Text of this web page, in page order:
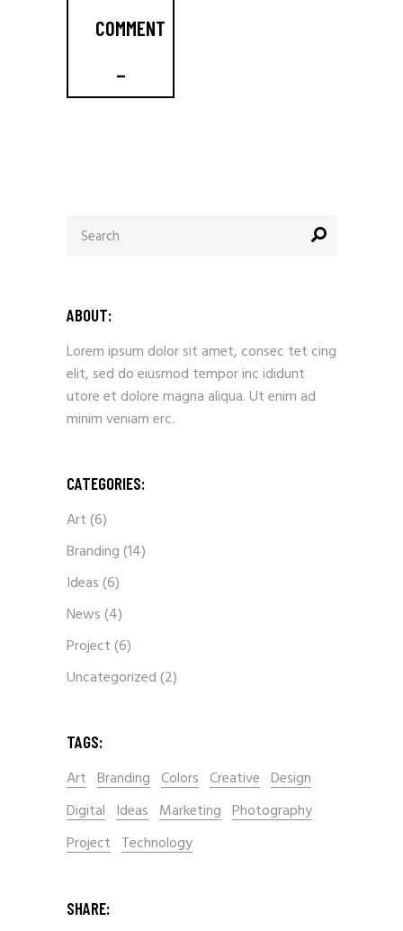
COMMENT
_
for:
ABOUT:
Lorem ipsum dolor sit amet, consec tet cing
elit, sed do eiusmod tempor inc ididunt
utore et dolore magna aliqua. Ut enim ad
minim veniam erc.
CATEGORIES:
Art(6)
Branding(14)
Ideas(6)
News(4)
Project(6)
Uncategorized(2)
TAGS:
Art Branding Colors Creative Design
Digital Ideas Marketing Photography
Project Technology
SHARE: